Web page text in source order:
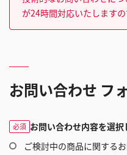
が24時間対応いたしますの
お問い合わせ フ
必須 お問い合わせ内容を選択
ご検討中の商品に関する